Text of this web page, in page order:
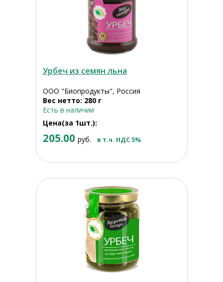
Урбеч из семян льна
ООО "Биопродукты", Россия
Вес нетто: 280 г
Есть в наличии
Цена(за 1шт.):
205.00 руб. в т.ч. НДС 5%